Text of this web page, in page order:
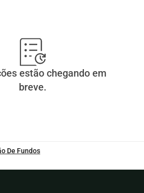
estão chegando em
breve.
De Fundos